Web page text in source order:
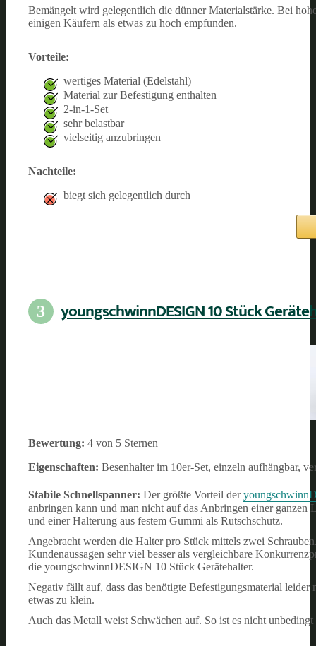
Bemängelt wird gelegentlich die dünner Materialstärke. Bei
einigen Käufern als etwas zu hoch empfunden.
Vorteile:
wertiges Material (Edelstahl)
Material zur Befestigung enthalten
2-in-1-Set
sehr belastbar
vielseitig anzubringen
Nachteile:
biegt sich gelegentlich durch
3 youngschwinnDESIGN 10 Stück
Bewertung: 4 von 5 Sternen
Eigenschaften: Besenhalter im 10er-Set, einzeln aufhängbar,
Stabile Schnellspanner: Der größte Vorteil der
anbringen kann und man nicht auf das Anbringen einer ganzen
und einer Halterung aus festem Gummi als Rutschschutz.
Angebracht werden die Halter pro Stück mittels zwei
Kundenaussagen sehr viel besser als vergleichbare
die youngschwinnDESIGN 10 Stück Gerätehalter.
Negativ fällt auf, dass das benötigte Befestigungsmaterial
etwas zu klein.
Auch das Metall weist Schwächen auf. So ist es nicht